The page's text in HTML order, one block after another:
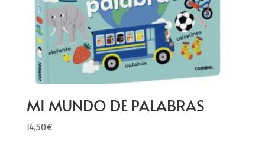
MI MUNDO DE PALABRAS
14,50€